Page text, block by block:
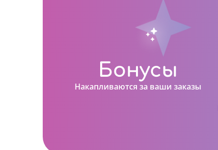
Бонусы
Накапливаются за ваши заказы